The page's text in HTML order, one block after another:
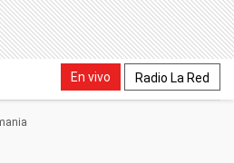
En vivo Radio La Red